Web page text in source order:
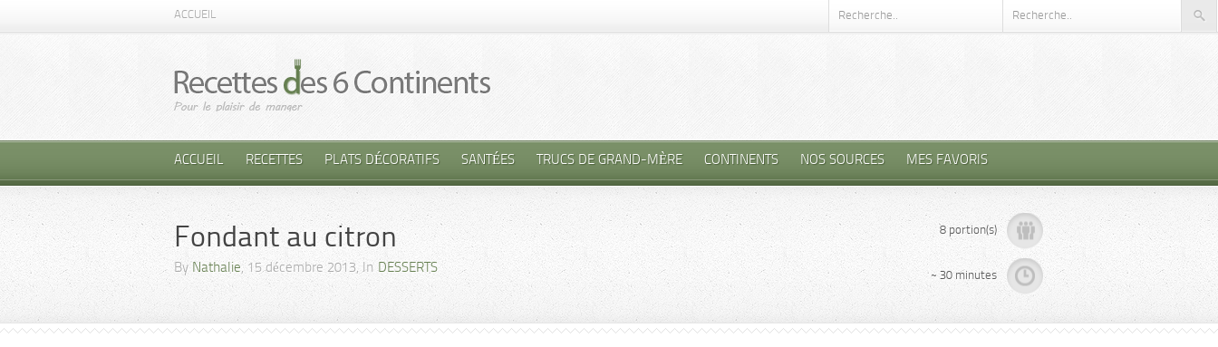
ACCUEIL
ACCUEIL RECETTES PLATS DÉCORATIFS SANTÉES TRUCS DE GRAND-MÈRE CONTINENTS NOS SOURCES MES FAVORIS
Fondant au citron
By Nathalie, 15 décembre 2013, InDESSERTS
8 portion(s)
~ 30 minutes